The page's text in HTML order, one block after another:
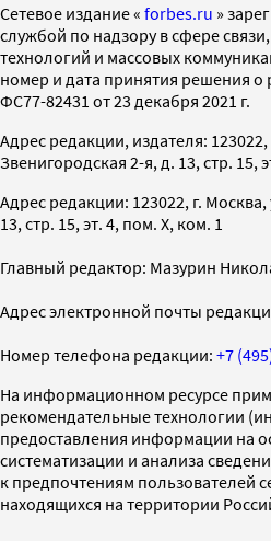
Cетевое издание « forbes.ru »
службой по надзору в сфере
технологий и массовых
номер и дата принятия решения о
ФС77-82431 от 23 декабря 2021 г.
Адрес редакции, издателя: 123022,
Звенигородская 2-я, д. 13, стр. 15,
Адрес редакции: 123022, г.
13, стр. 15, эт. 4, пом. X, ком. 1
Главный редактор: Мазурин
Адрес электронной почты
Номер телефона редакции: +7
На информационном ресурсе
рекомендательные технологии
предоставления информации на
систематизации и анализа
к предпочтениям пользователей
находящихся на территории